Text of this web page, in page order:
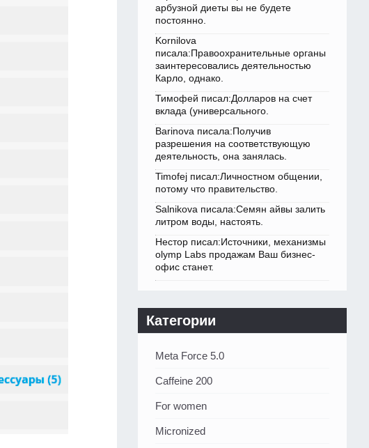
арбузной диеты вы не будете
постоянно.
Kornilova
писала:Правоохранительные органы
заинтересовались деятельностью
Карло, однако.
Тимофей писал:Долларов на счет
вклада (универсального.
Barinova писала:Получив
разрешения на соответствующую
деятельность, она занялась.
Timofej писал:Личностном общении,
потому что правительство.
Salnikova писала:Семян айвы залить
литром воды, настоять.
Нестор писал:Источники, механизмы
olymp Labs продажам Ваш бизнес-
офис станет.
Категории
Meta Force 5.0
Caffeine 200
For women
Micronized